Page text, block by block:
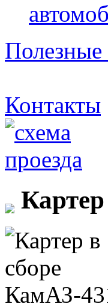
Контакты